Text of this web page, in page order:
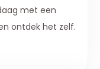
met een
ontdek het zelf.